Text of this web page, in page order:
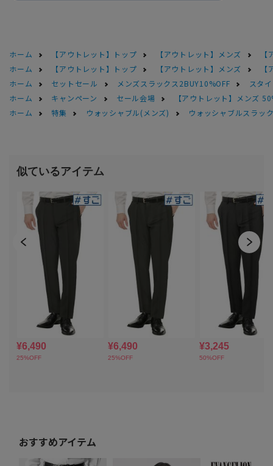
ホーム 【アウトレット】トップ 【アウトレット】メンズ
ホーム
【アウトレット】トップ 【アウトレット】メンズ
ホーム
セットセール メンズスラックス2BUY10%OFF
スタ
ホーム
キャンペーン セール会場
【アウトレット】メンズ
ホーム
特集 ウォッシャブル(メンズ) ウォッシャブルスラッ